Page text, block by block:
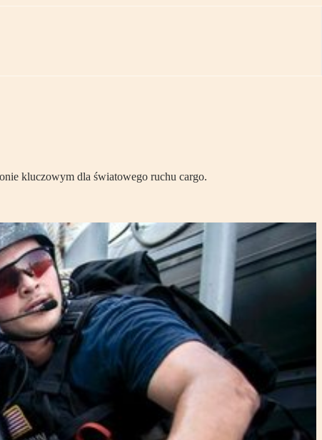
kluczowym dla światowego ruchu cargo.